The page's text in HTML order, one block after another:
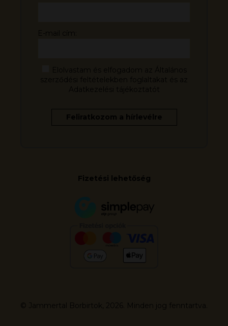
Fizetési lehetőség
© Jammertal Borbirtok, 2026. Minden jog fenntartva.